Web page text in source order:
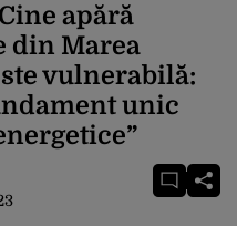
apără
din Marea
vulnerabilă:
unic